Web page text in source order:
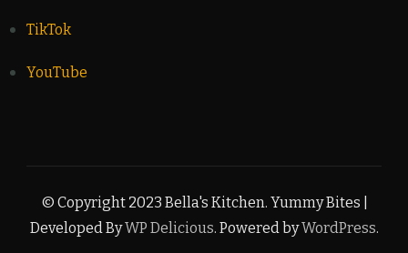
TikTok
YouTube
© Copyright 2023 Bella's Kitchen. Yummy Bites |
Developed ByWP Delicious. Powered byWordPress.